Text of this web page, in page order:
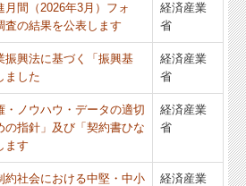
月間（2026年3月）フォ
査の結果を公表します
経済産業
省
振興法に基づく「振興基
ました
経済産業
省
・ノウハウ・データの適切
の指針」及び「契約書ひな
ます
経済産業
省
約社会における中堅・中小
経済産業